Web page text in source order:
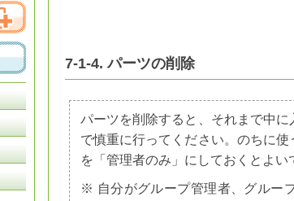
7-1-4. パーツの削除
パーツを削除すると、それまで中
で慎重に行ってください。のちに
を「管理者のみ」にしておくとよい
※ 自分がグループ管理者、グルー